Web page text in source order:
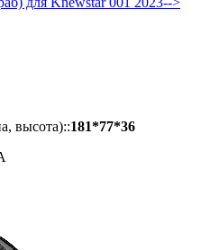
высота)::181*77*36